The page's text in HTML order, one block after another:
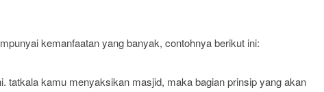
kemanfaatan yang banyak, contohnya berikut ini:
tatkala kamu menyaksikan masjid, maka bagian prinsip yang akan